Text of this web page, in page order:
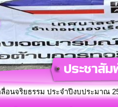
ประจำปีงบประมาณ 2569 โดยมีข้